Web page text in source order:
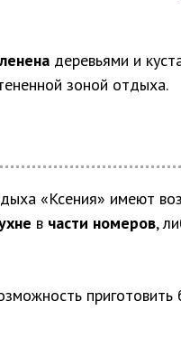
деревьями и
зоной отдыха.
«Ксения» имеют
в части номеров,